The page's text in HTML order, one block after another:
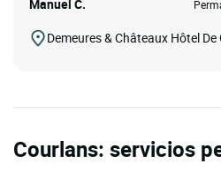
Manuel C.
Demeures & Châteaux Hôtel De
Courlans: servicios